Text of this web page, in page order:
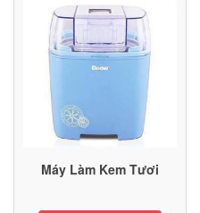
Máy Làm Kem Tươi